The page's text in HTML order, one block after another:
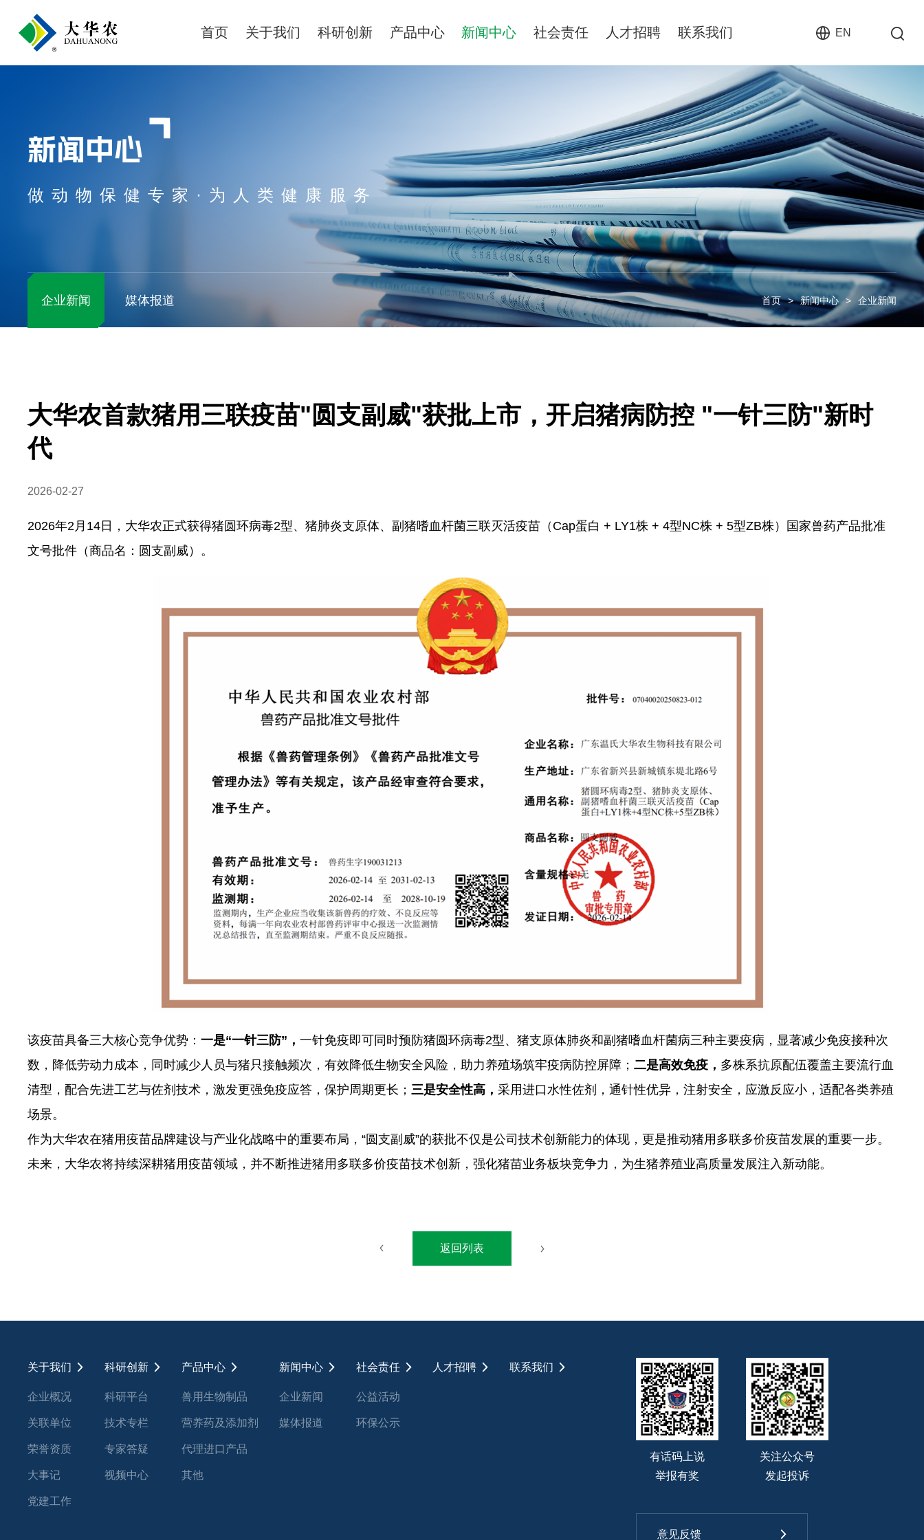
首页 关于我们 科研创新 产品中心 新闻中心 社会责任 人才招聘 联系我们 EN
新闻中心
做动物保健专家·为人类健康服务
首页 > 新闻中心 > 企业新闻
企业新闻 媒体报道
大华农首款猪用三联疫苗"圆支副威"获批上市，开启猪病防控 "一针三防"新时
代
2026-02-27
2026年2月14日，大华农正式获得猪圆环病毒2型、猪肺炎支原体、副猪嗜血杆菌三联灭活疫苗（Cap蛋白 + LY1株 + 4型NC株 + 5型ZB株）国家兽药产品批准
文号批件（商品名：圆支副威）。
该疫苗具备三大核心竞争优势：一是“一针三防”，一针免疫即可同时预防猪圆环病毒2型、猪支原体肺炎和副猪嗜血杆菌病三种主要疫病，显著减少免疫接种次
数，降低劳动力成本，同时减少人员与猪只接触频次，有效降低生物安全风险，助力养殖场筑牢疫病防控屏障；二是高效免疫， 多株系抗原配伍覆盖主要流行血
清型，配合先进工艺与佐剂技术，激发更强免疫应答，保护周期更长； 三是安全性高，采用进口水性佐剂，通针性优异，注射安全，应激反应小，适配各类养殖
场景。
作为大华农在猪用疫苗品牌建设与产业化战略中的重要布局，“圆支副威”的获批不仅是公司技术创新能力的体现，更是推动猪用多联多价疫苗发展的重要一步。
未来，大华农将持续深耕猪用疫苗领域，并不断推进猪用多联多价疫苗技术创新，强化猪苗业务板块竞争力，为生猪养殖业高质量发展注入新动能。
返回列表
关于我们
企业概况
关联单位
荣誉资质
大事记
党建工作
科研创新
科研平台
技术专栏
专家答疑
视频中心
产品中心
兽用生物制品
营养药及添加剂
代理进口产品
其他
新闻中心
企业新闻
媒体报道
社会责任
公益活动
环保公示
人才招聘 联系我们
有话码上说
举报有奖
关注公众号
发起投诉
意见反馈